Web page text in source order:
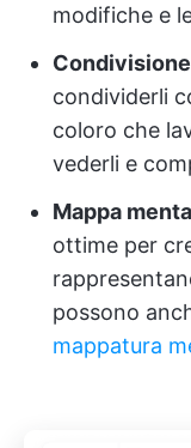
modifiche e
Condivisione
condividerli
coloro che
vederli e
Mappa
ottime per
possono
mappatura